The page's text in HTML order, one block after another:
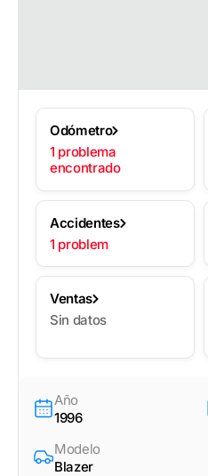
Odómetro
1 problema
encontrado
Accidentes
1 problem
Ventas
Sin datos
Año
1996
Modelo
Blazer